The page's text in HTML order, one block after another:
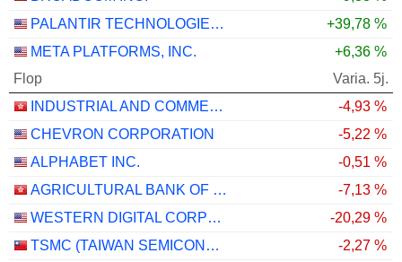
PALANTIR TECHNOLOGIES INC.
+39,78 %
META PLATFORMS, INC.
+6,36 %
Flop
Varia. 5j.
INDUSTRIAL AND COMMERCIAL BANK OF CHINA LIMITED
-4,93 %
CHEVRON CORPORATION
-5,22 %
ALPHABET INC.
-0,51 %
AGRICULTURAL BANK OF CHINA LIMITED
-7,13 %
WESTERN DIGITAL CORPORATION
-20,29 %
TSMC (TAIWAN SEMICONDUCTOR MANUFACTURING COMPANY)
-2,27 %